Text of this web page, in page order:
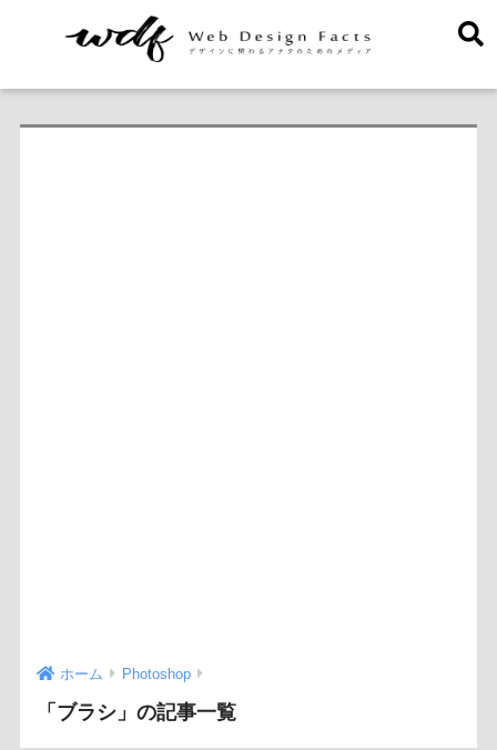
ホーム Photoshop
「ブラシ」の記事一覧